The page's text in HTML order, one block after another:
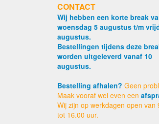
CONTACT
Wij hebben een korte break
woensdag 5 augustus t/m
augustus.
Bestellingen tijdens deze
worden uitgeleverd vanaf 10
augustus.
Bestelling afhalen? Geen
Maak vooraf wel even een
Wij zijn op werkdagen open van
tot 16.00 uur.